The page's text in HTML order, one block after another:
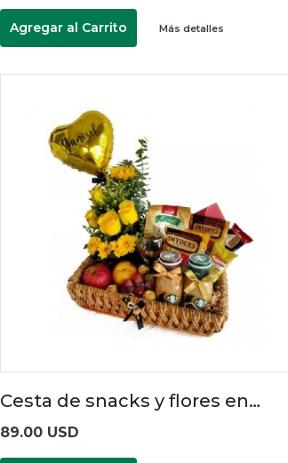
Agregar al Carrito Más detalles
Cesta de snacks y flores en…
89.00 USD